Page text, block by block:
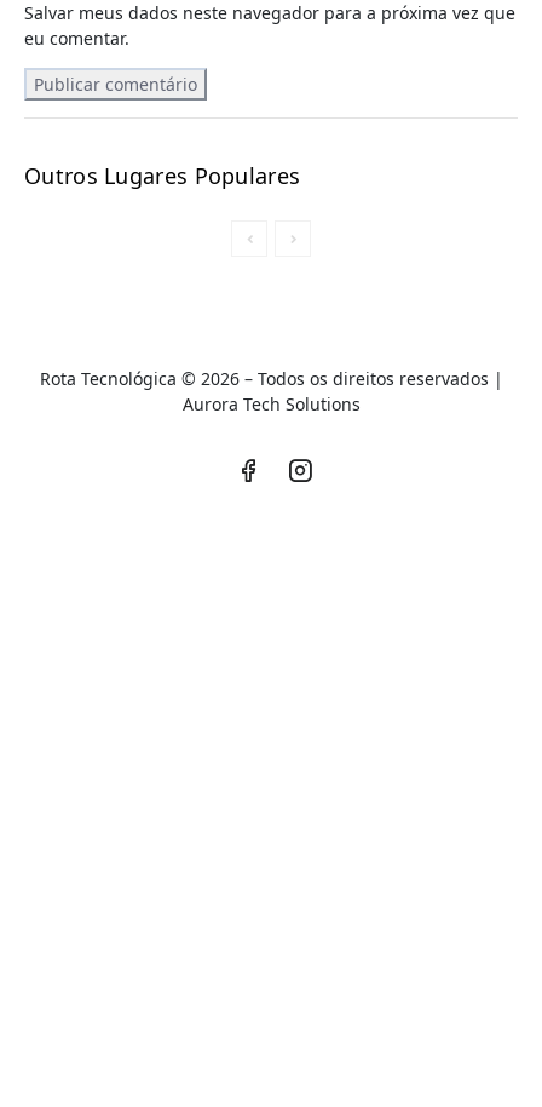
Salvar meus dados neste navegador para a próxima vez que
eu comentar.
Outros Lugares Populares
Rota Tecnológica © 2026 – Todos os direitos reservados |
Aurora Tech Solutions